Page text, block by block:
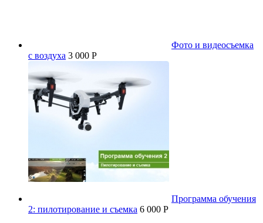
Фото и видеосъемка
с воздуха 3 000 P
Программа обучения
2: пилотирование и съемка 6 000 P